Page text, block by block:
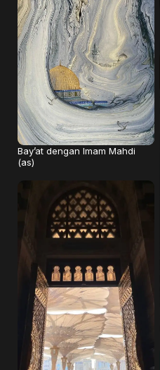
Bay’at dengan Imam Mahdi
(as)